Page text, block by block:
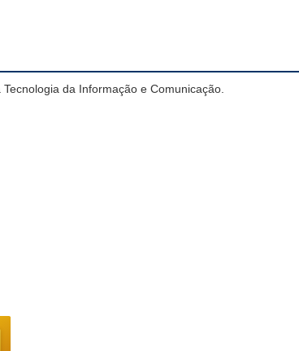
da Informação e Comunicação.